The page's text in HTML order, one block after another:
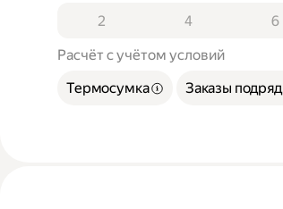
2 4 6
Расчёт с учётом условий
Термосумка
Заказы подряд